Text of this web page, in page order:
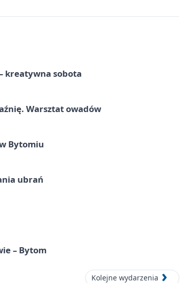
kreatywna sobota
Warsztat owadów
Bytomiu
ubrań
– Bytom
Kolejne wydarzenia